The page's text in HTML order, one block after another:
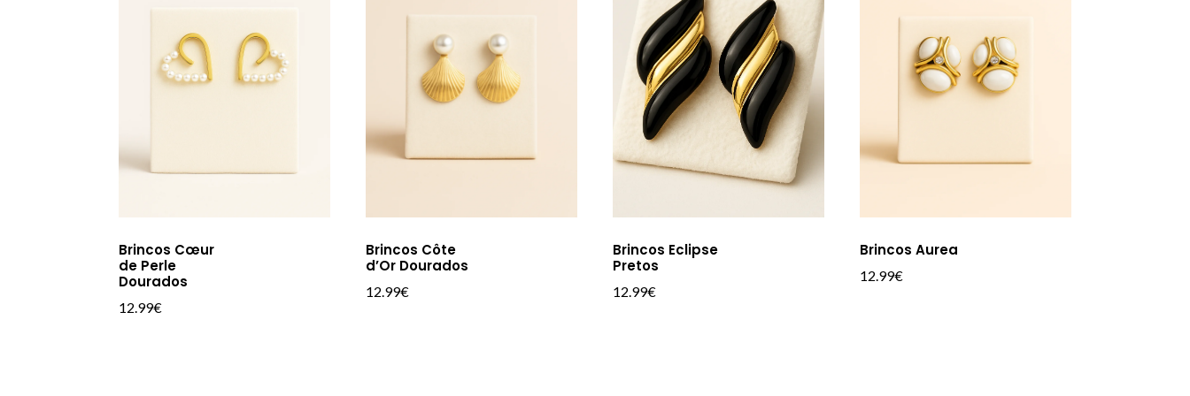
Brincos Cœur
de Perle
Dourados
12.99€
Brincos Côte
d’Or Dourados
12.99€
Brincos Eclipse
Pretos
12.99€
Brincos Aurea
12.99€